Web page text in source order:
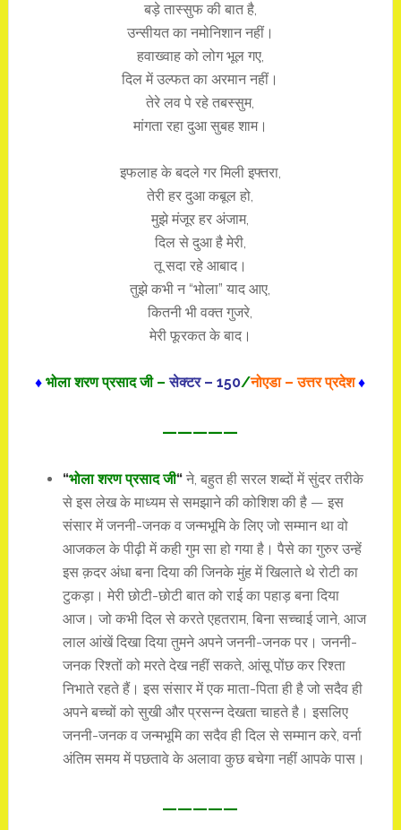
बड़े तास्सुफ की बात है,
उन्सीयत का नमोनिशान नहीं।
हवाख्वाह को लोग भूल गए,
दिल में उल्फत का अरमान नहीं।
तेरे लव पे रहे तबस्सुम,
मांगता रहा दुआ सुबह शाम।
इफलाह के बदले गर मिली इफ्तरा,
तेरी हर दुआ कबूल हो,
मुझे मंजूर हर अंजाम,
दिल से दुआ है मेरी,
तू सदा रहे आबाद।
तुझे कभी न “भोला” याद आए,
कितनी भी वक्त गुजरे,
मेरी फूरकत के बाद।
♦ भोला शरण प्रसाद जी –सेक्टर – 150/नोएडा – उत्तर प्रदेश ♦
—————
“भोला शरण प्रसाद जी“ने, बहुत ही सरल शब्दों में सुंदर तरीके
से इस लेख के माध्यम से समझाने की कोशिश की है — इस
संसार में जननी-जनक व जन्मभूमि के लिए जो सम्मान था वो
आजकल के पीढ़ी में कही गुम सा हो गया है। पैसे का गुरुर उन्हें
इस क़दर अंधा बना दिया की जिनके मुंह में खिलाते थे रोटी का
टुकड़ा। मेरी छोटी-छोटी बात को राई का पहाड़ बना दिया
आज। जो कभी दिल से करते एहतराम, बिना सच्चाई जाने, आज
लाल आंखें दिखा दिया तुमने अपने जननी-जनक पर। जननी-
जनक रिश्तों को मरते देख नहीं सकते, आंसू पोंछ कर रिश्ता
निभाते रहते हैं। इस संसार में एक माता-पिता ही है जो सदैव ही
अपने बच्चों को सुखी और प्रसन्न देखता चाहते है। इसलिए
जननी-जनक व जन्मभूमि का सदैव ही दिल से सम्मान करे, वर्ना
अंतिम समय में पछतावे के अलावा कुछ बचेगा नहीं आपके पास।
—————